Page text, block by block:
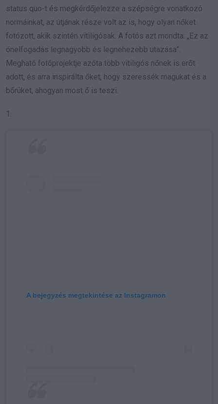
status quo-t és megkérdőjelezze a szépségre vonatkozó
normáinkat, az útjának része volt az is, hogy olyan nőket
fotózott, akik szintén vitiligósak. A fotós azt mondta: „Ez az
önelfogadás legnagyobb és legnehezebb utazása”.
Megható fotóprojektje azóta több vitiligós nőnek is erőt
adott, és arra inspirálta őket, hogy szeressék magukat és a
bőrüket, ahogyan most ő is teszi.
1.
A bejegyzés megtekintése az Instagramon